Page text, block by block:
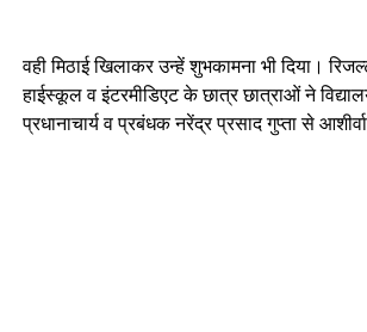
वही मिठाई खिलाकर उन्हें शुभकामना भी दिया।
हाईस्कूल व इंटरमीडिएट के छात्र छात्राओं ने
प्रधानाचार्य व प्रबंधक नरेंद्र प्रसाद गुप्ता से